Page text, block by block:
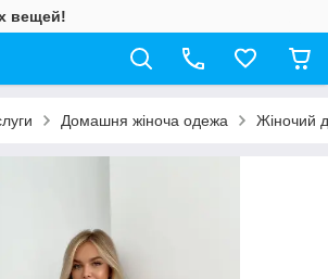
вещей!
Домашня жіноча одежа Жіночий